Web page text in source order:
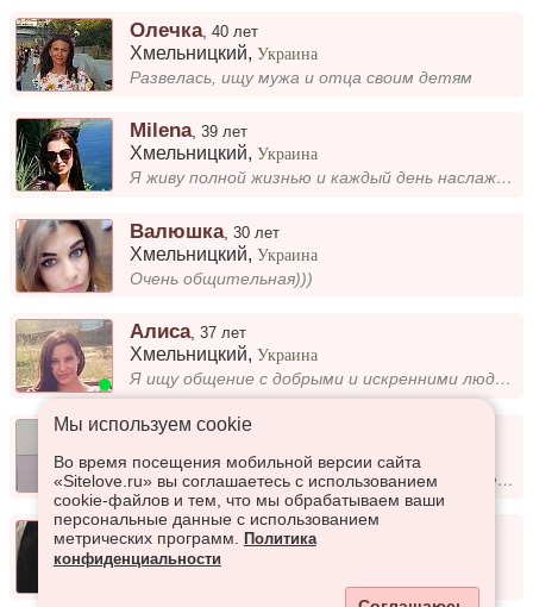
Олечка,40 лет
Хмельницкий,Украина
Развелась, ищу мужа и отца своим детям
Milena,39 лет
Хмельницкий,Украина
Я живу полной жизнью и каждый день наслаждаюсь моментами, которые она дарит. Люблю исследовать новое, проводить время с...
Валюшка,30 лет
Хмельницкий,Украина
Очень общительная)))
Алиса,37 лет
Хмельницкий,Украина
Я ищу общение с добрыми и искренними людьми. Мне важно чувствовать взаимопонимание, обсуждать интересные темы и находить...
Саша, 42 года
Хмельницкий,Украина
Музикант(Вокал, ф-но, люблю природу, море, готувати м'ясні страви)
Anastasia,26 лет
Хмельницкий
Мы используем сookie
Во время посещения мобильной версии сайта
«Sitelove.ru» вы соглашаетесь с использованием
cookie-файлов и тем, что мы обрабатываем ваши
персональные данные с использованием
метрических программ.
Политика
конфиденциальности